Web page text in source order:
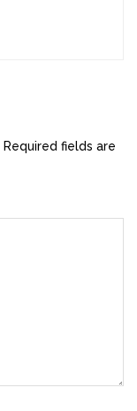
Required fields are